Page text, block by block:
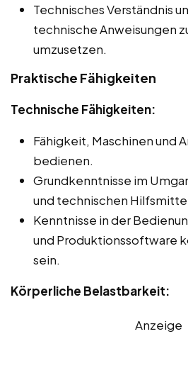
Technisches Verständnis
technische Anweisungen
umzusetzen.
Praktische Fähigkeiten
Technische Fähigkeiten:
Fähigkeit, Maschinen und
bedienen.
Grundkenntnisse im
und technischen
Kenntnisse in der
und Produktionssoftware
sein.
Körperliche Belastbarkeit:
Anzeige